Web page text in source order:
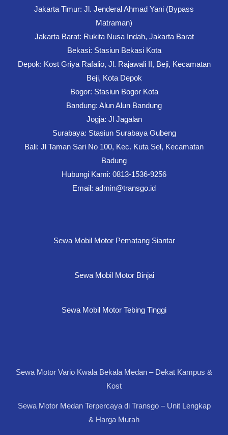
Jakarta Timur: Jl. Jenderal Ahmad Yani (Bypass
Matraman)
Jakarta Barat: Rukita Nusa Indah, Jakarta Barat
Bekasi: Stasiun Bekasi Kota
Depok: Kost Griya Rafalio, Jl. Rajawali II, Beji, Kecamatan
Beji, Kota Depok
Bogor: Stasiun Bogor Kota
Bandung: Alun Alun Bandung
Jogja: Jl Jagalan
Surabaya: Stasiun Surabaya Gubeng
Bali: Jl Taman Sari No 100, Kec. Kuta Sel, Kecamatan
Badung
Hubungi Kami: 0813-1536-9256
Email: admin@transgo.id
Sewa Mobil Motor Pematang Siantar
Sewa Mobil Motor Binjai
Sewa Mobil Motor Tebing Tinggi
Sewa Motor Vario Kwala Bekala Medan – Dekat Kampus &
Kost
Sewa Motor Medan Terpercaya di Transgo – Unit Lengkap
& Harga Murah